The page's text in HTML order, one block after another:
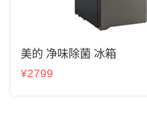
美的 净味除菌 冰箱
¥2799